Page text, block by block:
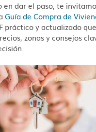
en dar el paso, te
Guía de Compra de
práctico y actualizado
zonas y consejos